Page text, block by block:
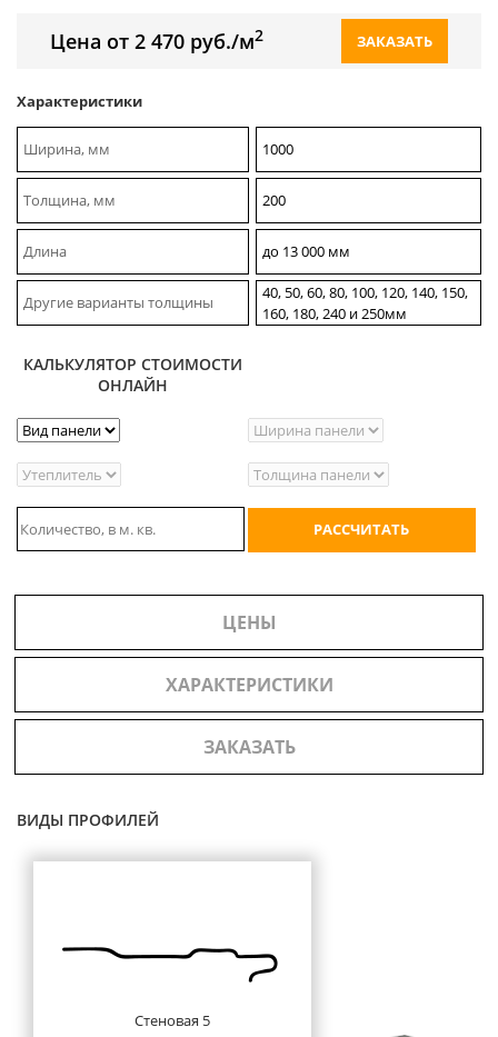
Цена от 2 470 руб./м2 ЗАКАЗАТЬ
Характеристики
Ширина, мм 1000
Толщина, мм 200
Длина до 13 000 мм
Другие варианты толщины
40, 50, 60, 80, 100, 120, 140, 150,
160, 180, 240 и 250мм
КАЛЬКУЛЯТОР СТОИМОСТИ
ОНЛАЙН
РАССЧИТАТЬ
ЦЕНЫ
ХАРАКТЕРИСТИКИ
ЗАКАЗАТЬ
ВИДЫ ПРОФИЛЕЙ
Стеновая 5